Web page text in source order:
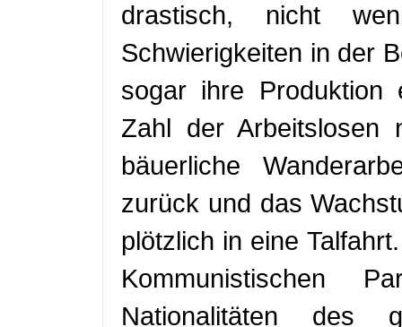
drastisch, nicht
Schwierigkeiten in der
sogar ihre Produktion
Zahl der Arbeitslosen
bäuerliche
zurück und das
plötzlich in eine
Kommunistischen
Nationalitäten des